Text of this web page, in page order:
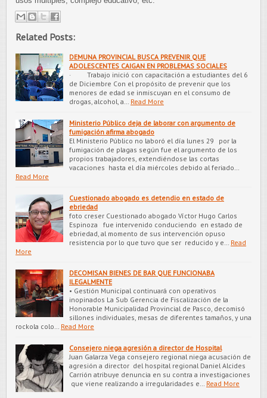
Related Posts:
DEMUNA PROVINCIAL BUSCA PREVENIR QUE
ADOLESCENTES CAIGAN EN PROBLEMAS SOCIALES
· Trabajo inició con capacitación a estudiantes del 6
de Diciembre Con el propósito de prevenir que los
menores de edad se inmiscuyan en el consumo de
drogas, alcohol, a…
Read More
Ministerio Público deja de laborar con argumento de
fumigación afirma abogado
El Ministerio Público no laboró el día lunes 29 por la
fumigación de plagas según fue el argumento de los
propios trabajadores, extendiéndose las cortas
vacaciones hasta el día miércoles debido al feriado…
Read More
Cuestionado abogado es detendio en estado de
ebriedad
foto creser Cuestionado abogado Víctor Hugo Carlos
Espinoza fue intervenido conduciendo en estado de
ebriedad, al momento de sus intervención opuso
resistencia por lo que tuvo que ser reducido y e…
Read
More
DECOMISAN BIENES DE BAR QUE FUNCIONABA
ILEGALMENTE
• Gestión Municipal continuará con operativos
inopinados La Sub Gerencia de Fiscalización de la
Honorable Municipalidad Provincial de Pasco, decomisó
sillones individuales, mesas de diferentes tamaños, y una
rockola colo…
Read More
Consejero niega agresión a director de Hospital
Juan Galarza Vega consejero regional niega acusación de
agresión a director del hospital regional Daniel Alcides
Carrión atribuye denuncia en su contra a investigaciones
que viene realizando a irregularidades e…
Read More